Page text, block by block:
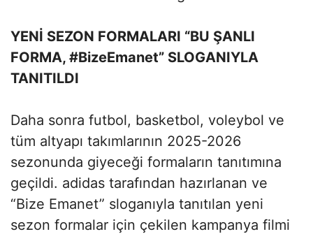
YENİ SEZON FORMALARI “BU ŞANLI
FORMA, #BizeEmanet” SLOGANIYLA
TANITILDI
Daha sonra futbol, basketbol, voleybol ve
tüm altyapı takımlarının 2025-2026
sezonunda giyeceği formaların tanıtımına
geçildi. adidas tarafından hazırlanan ve
“Bize Emanet” sloganıyla tanıtılan yeni
sezon formalar için çekilen kampanya filmi